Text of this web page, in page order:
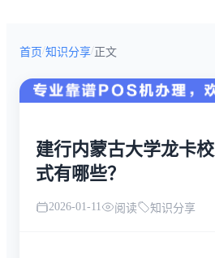
首页/知识分享/正文
建行内蒙古大学龙卡
式有哪些？
2026-01-11 阅读 知识分享